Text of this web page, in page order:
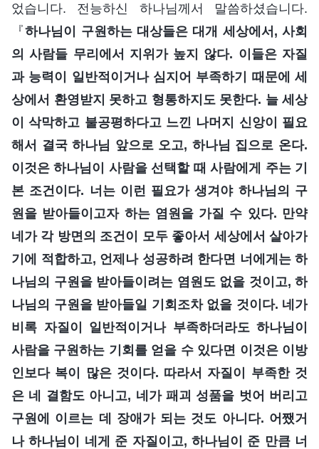
었습니다. 전능하신 하나님께서 말씀하셨습니다.
『하나님이 구원하는 대상들은 대개 세상에서, 사회
의 사람들 무리에서 지위가 높지 않다. 이들은 자질
과 능력이 일반적이거나 심지어 부족하기 때문에 세
상에서 환영받지 못하고 형통하지도 못한다. 늘 세상
이 삭막하고 불공평하다고 느낀 나머지 신앙이 필요
해서 결국 하나님 앞으로 오고, 하나님 집으로 온다.
이것은 하나님이 사람을 선택할 때 사람에게 주는 기
본 조건이다. 너는 이런 필요가 생겨야 하나님의 구
원을 받아들이고자 하는 염원을 가질 수 있다. 만약
네가 각 방면의 조건이 모두 좋아서 세상에서 살아가
기에 적합하고, 언제나 성공하려 한다면 너에게는 하
나님의 구원을 받아들이려는 염원도 없을 것이고, 하
나님의 구원을 받아들일 기회조차 없을 것이다. 네가
비록 자질이 일반적이거나 부족하더라도 하나님이
사람을 구원하는 기회를 얻을 수 있다면 이것은 이방
인보다 복이 많은 것이다. 따라서 자질이 부족한 것
은 네 결함도 아니고, 네가 패괴 성품을 벗어 버리고
구원에 이르는 데 장애가 되는 것도 아니다. 어쨌거
나 하나님이 네게 준 자질이고, 하나님이 준 만큼 너